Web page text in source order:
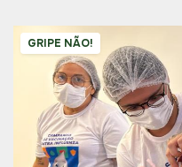
GRIPE NÃO!